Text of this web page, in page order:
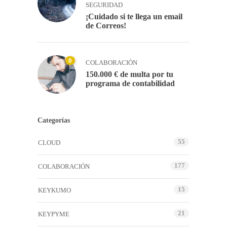
SEGURIDAD
¡Cuidado si te llega un email
de Correos!
0 COLABORACIÓN
150.000 € de multa por tu
programa de contabilidad
Categorías
CLOUD 55
COLABORACIÓN 177
KEYKUMO 15
KEYPYME 21